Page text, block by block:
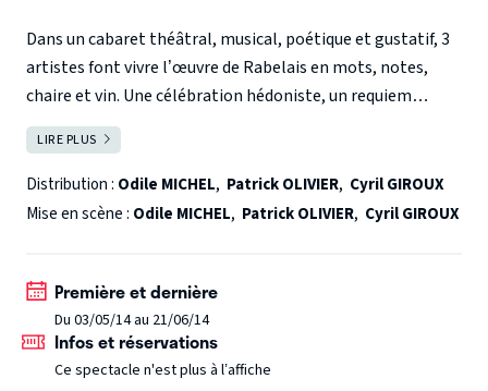
Dans un cabaret théâtral, musical, poétique et gustatif, 3
artistes font vivre l’œuvre de Rabelais en mots, notes,
chaire et vin. Une célébration hédoniste, un requiem
bacchusien, une messe dionysienne avec pour credo : In
Vino Veritas !
LIRE PLUS
Distribution : Odile MICHEL, Patrick OLIVIER, Cyril GIROUX
Mise en scène : Odile MICHEL, Patrick OLIVIER, Cyril GIROUX
Première et dernière
Du 03/05/14 au 21/06/14
Infos et réservations
Ce spectacle n'est plus à l’affiche